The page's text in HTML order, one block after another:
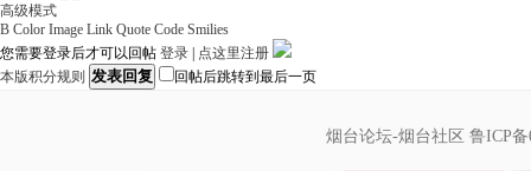
高级模式
B Color Image Link Quote Code Smilies
您需要登录后才可以回帖 登录
点这里注册
本版积分规则 发表回复 回帖后跳转到最后一页
烟台论坛-烟台社区 鲁ICP备